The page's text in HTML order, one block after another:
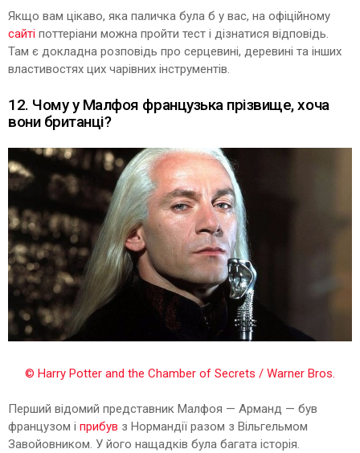
Якщо вам цікаво, яка паличка була б у вас, на офіційному
сайті поттеріани можна пройти тест і дізнатися відповідь.
Там є докладна розповідь про серцевині, деревині та інших
властивостях цих чарівних інструментів.
12. Чому у Малфоя французька прізвище, хоча
вони британці?
© Harry Potter and the Chamber of Secrets / Warner Bros.
Перший відомий представник Малфоя — Арманд — був
французом і прибув з Нормандії разом з Вільгельмом
Завойовником. У його нащадків була багата історія.